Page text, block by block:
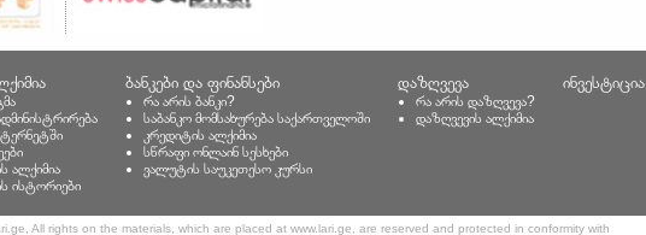
ალქიმია
ისტორიები
ბანკები და ფინანსები
რა არის ბანკი?
საბანკო მომსახურება საქართველოში
კრედიტის ალქიმია
სწრაფი ონლაინ სესხები
ვალუტის საუკეთესო კურსი
დაზღვევა
რა არის დაზღვევა?
დაზღვევის ალქიმია
ინვესტიცია
All rights on the materials, which are placed at www.lari.ge, are reserved and protected in conformity with